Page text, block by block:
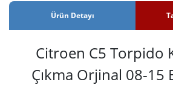
Ürün Detayı
Citroen C5 Torpido
Çıkma Orjinal 08-15